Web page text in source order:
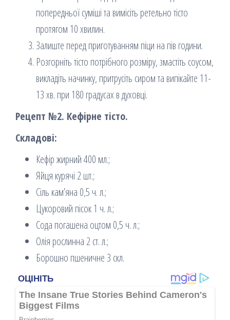
попередньої суміші та вимісіть ретельно тісто
протягом 10 хвилин.
Залиште перед приготуванням піци на пів години.
Розгорніть тісто потрібного розміру, змастіть соусом,
викладіть начинку, притрусіть сиром та випікайте 11-
13 хв. при 180 градусах в духовці.
Рецепт №2. Кефірне тісто.
Складові:
Кефір жирний 400 мл.;
Яйця курячі 2 шт.;
Сіль кам’яна 0,5 ч. л.;
Цукоровий пісок 1 ч. л.;
Сода погашена оцтом 0,5 ч. л.;
Олія рослинна 2 ст. л.;
Борошно пшеничне 3 скл.